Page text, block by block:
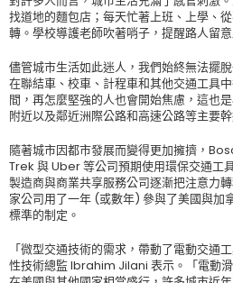
找道地的麵包店；每天忙著上班、上學、
轉。學校導護老師吹著哨子，提醒路人留
儘管城市生活如此迷人，我們始終無法擺
在聯結車、校車、計程車和其他交通工具
間，再怎麼堅強的人也會開始焦慮，這也
附近以及鄰近洲際公路和高速公路等主要
隨著城市因都市發展而變得更加擁擠，
Trek 與 Uber 等公司預期使用環保交通工
製造商與商業共享服務公司逐漸把注意力
家公司用了一年 (或數年) 參與了美國與加
標準的制定。
「微型交通技術的需求，帶動了電動交通
性技術總監 Ibrahim Jilani 表示。「電動